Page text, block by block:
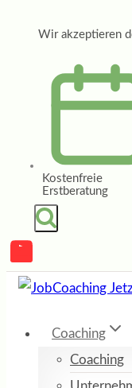
Wir akzeptieren
Kostenfreie
Erstberatung
Coaching
Coaching